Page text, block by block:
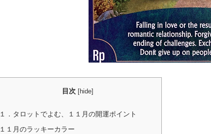
目次 [hide]
１．タロットでよむ、１１月の開運ポイント
１１月のラッキーカラー